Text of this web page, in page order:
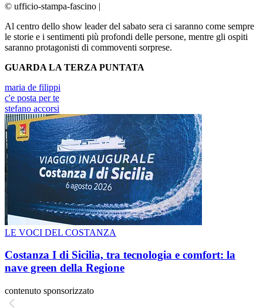
© ufficio-stampa-fascino |
Al centro dello show leader del sabato sera ci saranno come sempre
le storie e i sentimenti più profondi delle persone, mentre gli ospiti
saranno protagonisti di commoventi sorprese.
GUARDA LA TERZA PUNTATA
maria de filippi
c'e posta per te
stefano accorsi
LE VOCI DEL COSTANZA
Costanza I di Sicilia, tra tecnologia e comfort: la
nave green della Regione
contenuto sponsorizzato